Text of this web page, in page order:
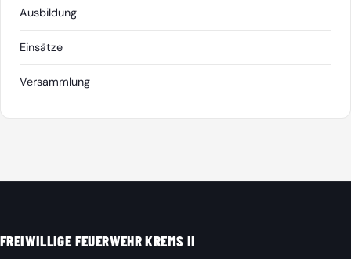
Ausbildung
Einsätze
Versammlung
FREIWILLIGE FEUERWEHR KREMS II